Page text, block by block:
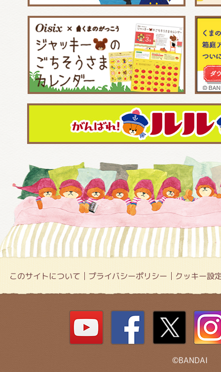
このサイトについて プライバシーポリシー クッキー設
©BANDAI